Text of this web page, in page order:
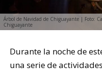
Árbol de Navidad de Chiguayante | Foto:
Chiguayante
Durante la noche de
una serie de